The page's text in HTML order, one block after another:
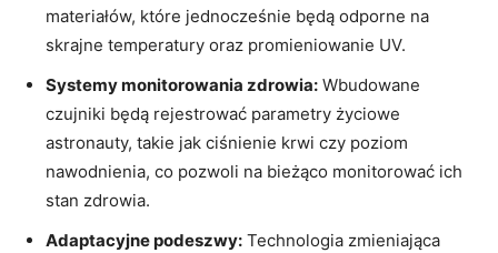
materiałów, które jednocześnie będą odporne na
skrajne temperatury oraz promieniowanie UV.
Systemy monitorowania zdrowia: Wbudowane
czujniki będą rejestrować parametry życiowe
astronauty, takie jak ciśnienie krwi czy poziom
nawodnienia, co pozwoli na bieżąco monitorować ich
stan zdrowia.
Adaptacyjne podeszwy: Technologia zmieniająca